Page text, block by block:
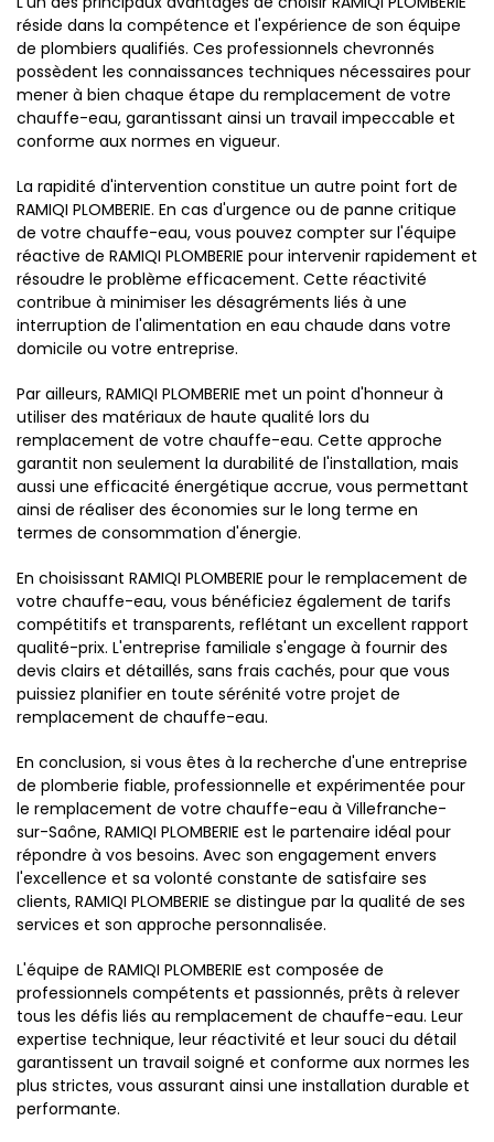
réside dans la compétence et l'expérience de son équipe
de plombiers qualifiés. Ces professionnels chevronnés
possèdent les connaissances techniques nécessaires pour
mener à bien chaque étape du remplacement de votre
chauffe-eau, garantissant ainsi un travail impeccable et
conforme aux normes en vigueur.
La rapidité d'intervention constitue un autre point fort de
RAMIQI PLOMBERIE. En cas d'urgence ou de panne critique
de votre chauffe-eau, vous pouvez compter sur l'équipe
réactive de RAMIQI PLOMBERIE pour intervenir rapidement et
résoudre le problème efficacement. Cette réactivité
contribue à minimiser les désagréments liés à une
interruption de l'alimentation en eau chaude dans votre
domicile ou votre entreprise.
Par ailleurs, RAMIQI PLOMBERIE met un point d'honneur à
utiliser des matériaux de haute qualité lors du
remplacement de votre chauffe-eau. Cette approche
garantit non seulement la durabilité de l'installation, mais
aussi une efficacité énergétique accrue, vous permettant
ainsi de réaliser des économies sur le long terme en
termes de consommation d'énergie.
En choisissant RAMIQI PLOMBERIE pour le remplacement de
votre chauffe-eau, vous bénéficiez également de tarifs
compétitifs et transparents, reflétant un excellent rapport
qualité-prix. L'entreprise familiale s'engage à fournir des
devis clairs et détaillés, sans frais cachés, pour que vous
puissiez planifier en toute sérénité votre projet de
remplacement de chauffe-eau.
En conclusion, si vous êtes à la recherche d'une entreprise
de plomberie fiable, professionnelle et expérimentée pour
le remplacement de votre chauffe-eau à Villefranche-
sur-Saône, RAMIQI PLOMBERIE est le partenaire idéal pour
répondre à vos besoins. Avec son engagement envers
l'excellence et sa volonté constante de satisfaire ses
clients, RAMIQI PLOMBERIE se distingue par la qualité de ses
services et son approche personnalisée.
L'équipe de RAMIQI PLOMBERIE est composée de
professionnels compétents et passionnés, prêts à relever
tous les défis liés au remplacement de chauffe-eau. Leur
expertise technique, leur réactivité et leur souci du détail
garantissent un travail soigné et conforme aux normes les
plus strictes, vous assurant ainsi une installation durable et
performante.